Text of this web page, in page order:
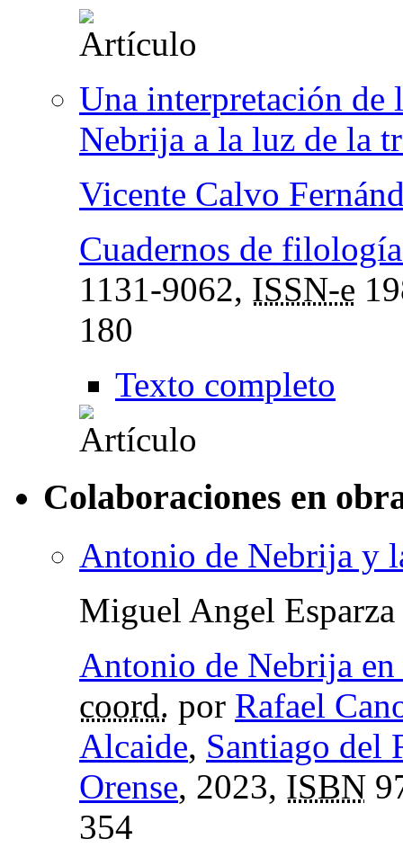
Una interpretación de
Nebrija a la luz de la
Vicente Calvo
Cuadernos de
1131-9062, ISSN-e
180
Texto completo
Colaboraciones en
Antonio de Nebrija y
Miguel Angel Esparza
Antonio de Nebrija
coord. por Rafael
Alcaide, Santiago del
Orense, 2023, ISBN
354